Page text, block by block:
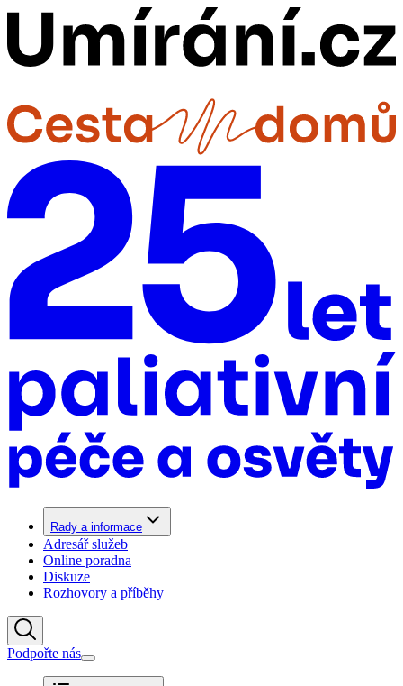
Rady a informace
Adresář služeb
Online poradna
Diskuze
Rozhovory a příběhy
Podpořte nás